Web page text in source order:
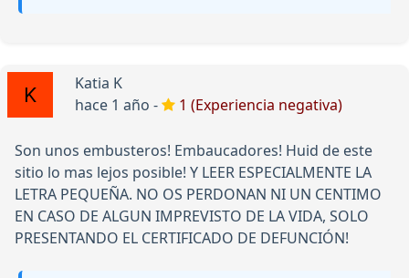
Katia K
hace 1 año -
1 (Experiencia negativa)
Son unos embusteros! Embaucadores! Huid de este
sitio lo mas lejos posible! Y LEER ESPECIALMENTE LA
LETRA PEQUEÑA. NO OS PERDONAN NI UN CENTIMO
EN CASO DE ALGUN IMPREVISTO DE LA VIDA, SOLO
PRESENTANDO EL CERTIFICADO DE DEFUNCIÓN!